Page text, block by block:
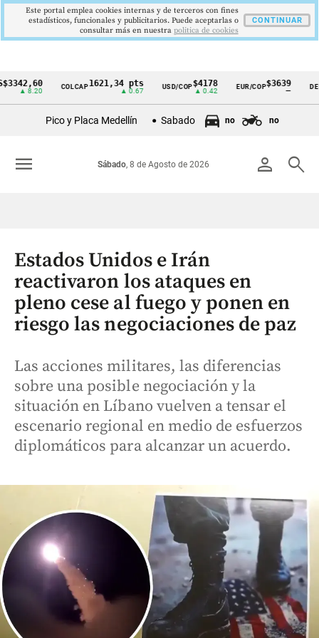
Cintillo
Colombia
COLCAP1621,34 pts USD/COP$4178
▲ 0.42
EUR/COP$3639
—
Pico y Placa Medellín Sabado no no
person search
Sábado, 8 de Agosto de 2026
menu
Estados Unidos e Irán
reactivaron los ataques en
pleno cese al fuego y ponen en
riesgo las negociaciones de paz
Las acciones militares, las diferencias
sobre una posible negociación y la
situación en Líbano vuelven a tensar el
escenario regional en medio de esfuerzos
diplomáticos para alcanzar un acuerdo.
Este portal emplea cookies internas y de terceros con fines
estadísticos, funcionales y publicitarios. Puede aceptarlas o
consultar más en nuestra politica de cookies
CONTINUAR